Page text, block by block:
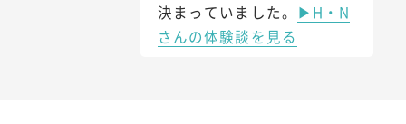
決まっていました。 ▶H・N
さんの体験談を見る